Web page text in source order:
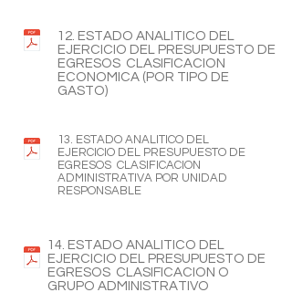
12. ESTADO ANALITICO DEL
EJERCICIO DEL PRESUPUESTO DE
EGRESOS CLASIFICACION
ECONOMICA (POR TIPO DE
GASTO)
13. ESTADO ANALITICO DEL
EJERCICIO DEL PRESUPUESTO DE
EGRESOS CLASIFICACION
ADMINISTRATIVA POR UNIDAD
RESPONSABLE
14. ESTADO ANALITICO DEL
EJERCICIO DEL PRESUPUESTO DE
EGRESOS CLASIFICACION O
GRUPO ADMINISTRATIVO